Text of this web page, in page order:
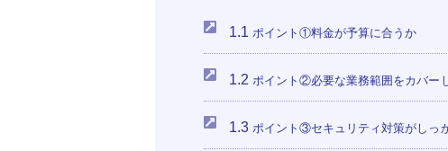
1.1 ポイント①料金が予算に合うか
1.2 ポイント②必要な業務範囲をカバー
1.3 ポイント③セキュリティ対策がしっ